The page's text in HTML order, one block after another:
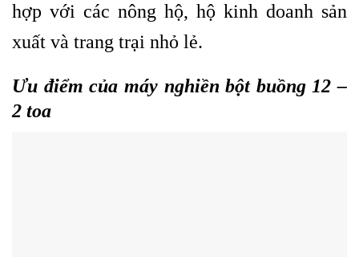
hợp với các nông hộ, hộ kinh doanh sản
xuất và trang trại nhỏ lẻ.
Ưu điểm của máy nghiền bột buồng 12 –
2 toa